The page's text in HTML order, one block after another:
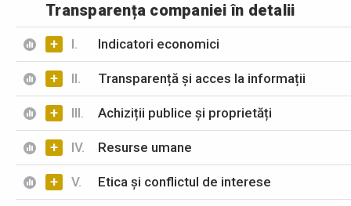
Transparența companiei în detalii
+ I. Indicatori economici
+ II. Transparență și acces la informații
+ III. Achiziții publice și proprietăți
+ IV. Resurse umane
+ V. Etica și conflictul de interese